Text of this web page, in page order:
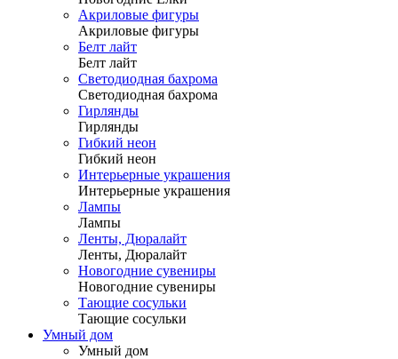
Акриловые фигуры
Акриловые фигуры
Белт лайт
Белт лайт
Светодиодная бахрома
Светодиодная бахрома
Гирлянды
Гирлянды
Гибкий неон
Гибкий неон
Интерьерные украшения
Интерьерные украшения
Лампы
Лампы
Ленты, Дюралайт
Ленты, Дюралайт
Новогодние сувениры
Новогодние сувениры
Тающие сосульки
Тающие сосульки
Умный дом
Умный дом